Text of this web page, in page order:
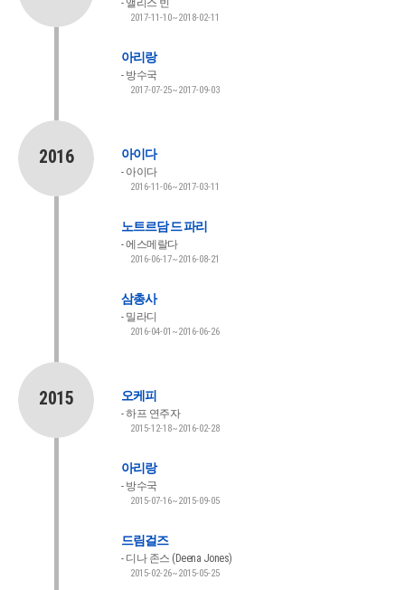
앨리스 빈
2017-11-10~2018-02-11
아리랑
방수국
2017-07-25~2017-09-03
2016 아이다
아이다
2016-11-06~2017-03-11
노트르담 드 파리
에스메랄다
2016-06-17~2016-08-21
삼총사
밀라디
2016-04-01~2016-06-26
2015 오케피
하프 연주자
2015-12-18~2016-02-28
아리랑
방수국
2015-07-16~2015-09-05
드림걸즈
디나 존스 (Deena Jones)
2015-02-26~2015-05-25